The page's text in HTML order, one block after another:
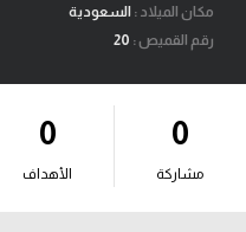
فيديوهات
آراء حرة
ركن الألعاب
مكان الميلاد : السعودية
رقم القميص :
0
مشاركة
0
الأهداف